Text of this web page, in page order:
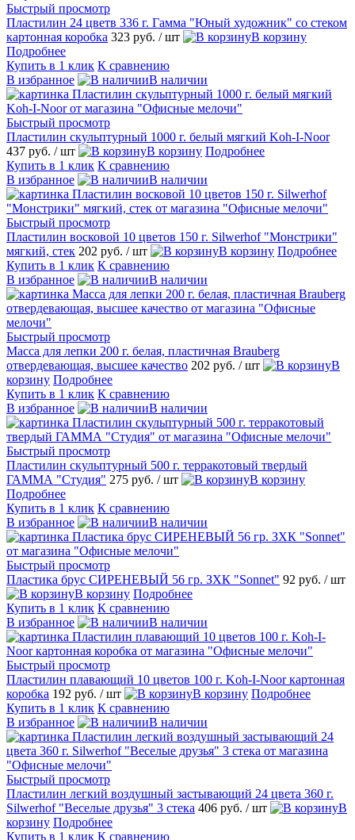
Быстрый просмотр
Пластилин 24 цветв 336 г. Гамма "Юный художник" со стеком
картонная коробка 323 руб. / шт
В корзину
Подробнее
Купить в 1 клик К сравнению
В избранное
В наличии
Быстрый просмотр
Пластилин скульптурный 1000 г. белый мягкий Koh-I-Noor
437 руб. / шт В корзину Подробнее
Купить в 1 клик К сравнению
В избранное
В наличии
Быстрый просмотр
Пластилин восковой 10 цветов 150 г. Silwerhof "Монстрики"
мягкий, стек 202 руб. / шт В корзину Подробнее
Купить в 1 клик К сравнению
В избранное
В наличии
Быстрый просмотр
Масса для лепки 200 г. белая, пластичная Brauberg
отвердевающая, высшее качество 202 руб. / шт
В
корзину Подробнее
Купить в 1 клик К сравнению
В избранное
В наличии
Быстрый просмотр
Пластилин скульптурный 500 г. терракотовый твердый
ГАММА "Студия" 275 руб. / шт
В корзину
Подробнее
Купить в 1 клик К сравнению
В избранное
В наличии
Быстрый просмотр
Пластика брус СИРЕНЕВЫЙ 56 гр. ЗХК "Sonnet" 92 руб. / шт
В корзину Подробнее
Купить в 1 клик К сравнению
В избранное
В наличии
Быстрый просмотр
Пластилин плавающий 10 цветов 100 г. Koh-I-Noor картонная
коробка 192 руб. / шт В корзину Подробнее
Купить в 1 клик К сравнению
В избранное
В наличии
Быстрый просмотр
Пластилин легкий воздушный застывающий 24 цвета 360 г.
Silwerhof "Веселые друзья" 3 стека 406 руб. / шт
В
корзину Подробнее
Купить в 1 клик К сравнению